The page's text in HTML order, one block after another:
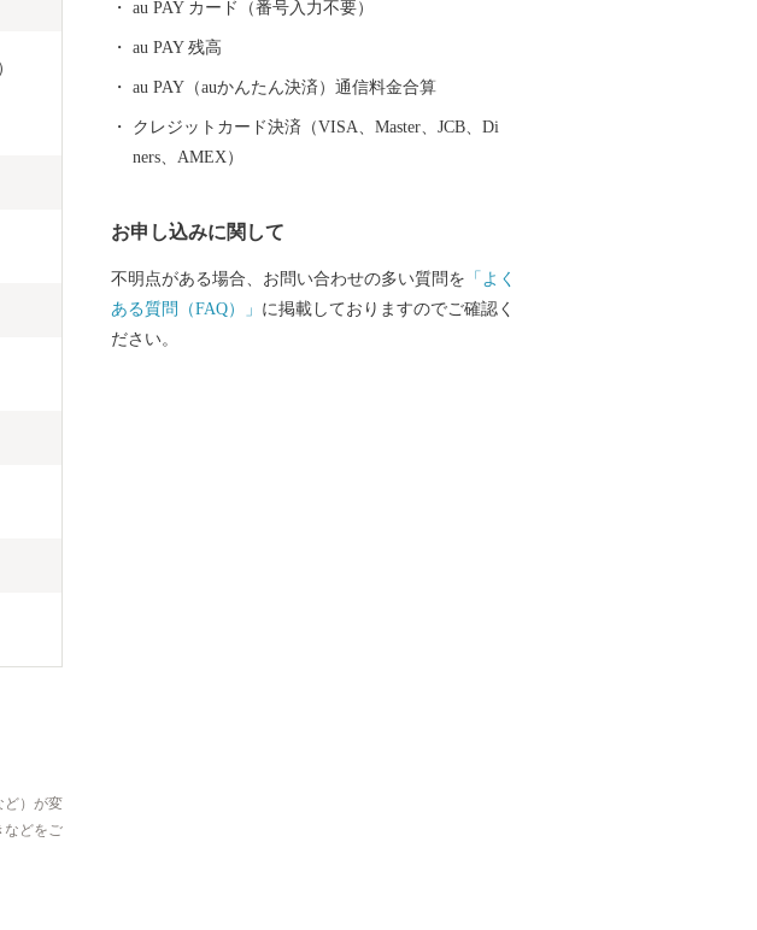
ど）が変
などをご
域の主力産業として地域経済の核となっています。 こ
れらの地域産業を支えているのが重要港湾釧路港や釧
路空港であり、現在整備が進められている北海道横断
とする世界的にも貴重で魅力あふれる地域資源が豊富
にあります。 さらに、夏でも最高気温が20度前後と涼
しく快適なわが街は、移住・長期滞在にも適した地域
au PAY カード（番号入力不要）
au PAY 残高
au PAY（auかんたん決済）通信料金合算
クレジットカード決済（VISA、Master、JCB、Di
ners、AMEX）
お申し込みに関して
不明点がある場合、お問い合わせの多い質問を 「よく
ある質問（FAQ）」 に掲載しておりますのでご確認く
ださい。